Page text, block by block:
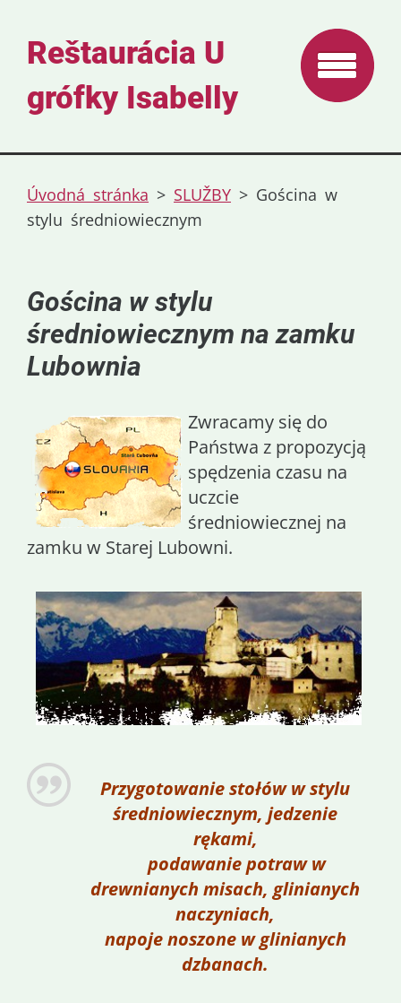
Reštaurácia U
grófky Isabelly
Úvodná stránka > SLUŽBY > Gościna w
stylu średniowiecznym
Gościna w stylu
średniowiecznym na zamku
Lubownia
Zwracamy się do
Państwa z propozycją
spędzenia czasu na
uczcie
średniowiecznej na
zamku w Starej Lubowni.
Przygotowanie stołów w stylu
średniowiecznym, jedzenie
rękami,
podawanie potraw w
drewnianych misach, glinianych
naczyniach,
napoje noszone w glinianych
dzbanach.